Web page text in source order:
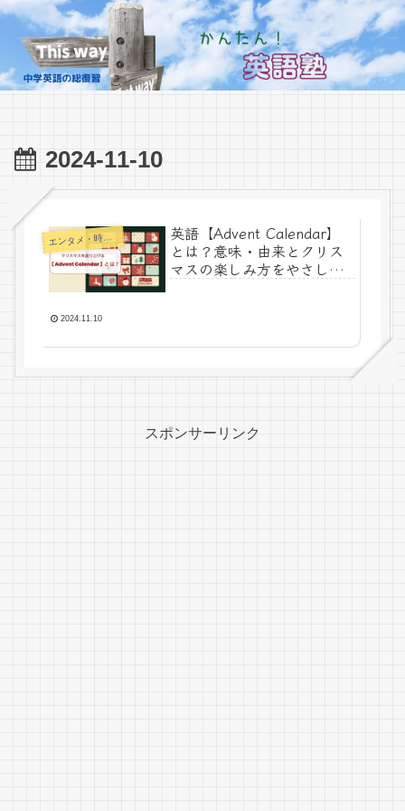
2024-11-10
エ
ンタメ・時事ネタ
英語【Advent Calendar】
とは？意味・由来とクリス
マスの楽しみ方をやさしく
2024.11.10
スポンサーリンク